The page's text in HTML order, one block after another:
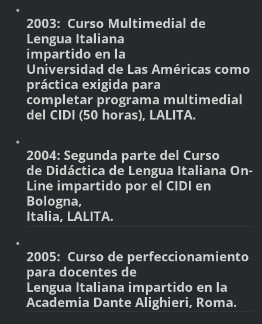
2003: Curso Multimedial de
Lengua Italiana
impartido en la
Universidad de Las Américas como
práctica exigida para
completar programa multimedial
del CIDI (50 horas), LALITA.
2004: Segunda parte del Curso
de Didáctica de Lengua Italiana On-
Line impartido por el CIDI en
Bologna,
Italia, LALITA.
2005: Curso de perfeccionamiento
para docentes de
Lengua Italiana impartido en la
Academia Dante Alighieri, Roma.